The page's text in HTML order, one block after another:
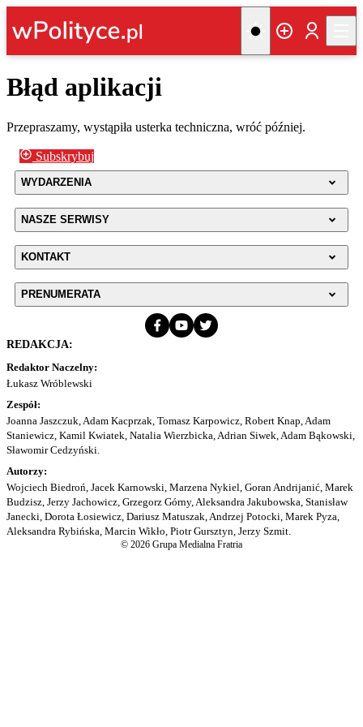
Błąd aplikacji
Przepraszamy, wystąpiła usterka techniczna, wróć później.
Subskrybuj
WYDARZENIA
NASZE SERWISY
KONTAKT
PRENUMERATA
REDAKCJA:
Redaktor Naczelny:
Łukasz Wróblewski
Zespół:
Joanna Jaszczuk, Adam Kacprzak, Tomasz Karpowicz, Robert Knap, Adam
Staniewicz, Kamil Kwiatek, Natalia Wierzbicka, Adrian Siwek, Adam Bąkowski,
Sławomir Cedzyński.
Autorzy:
Wojciech Biedroń, Jacek Karnowski, Marzena Nykiel, Goran Andrijanić, Marek
Budzisz, Jerzy Jachowicz, Grzegorz Górny, Aleksandra Jakubowska, Stanisław
Janecki, Dorota Łosiewicz, Dariusz Matuszak, Andrzej Potocki, Marek Pyza,
Aleksandra Rybińska, Marcin Wikło, Piotr Gursztyn, Jerzy Szmit.
© 2026 Grupa Medialna Fratria